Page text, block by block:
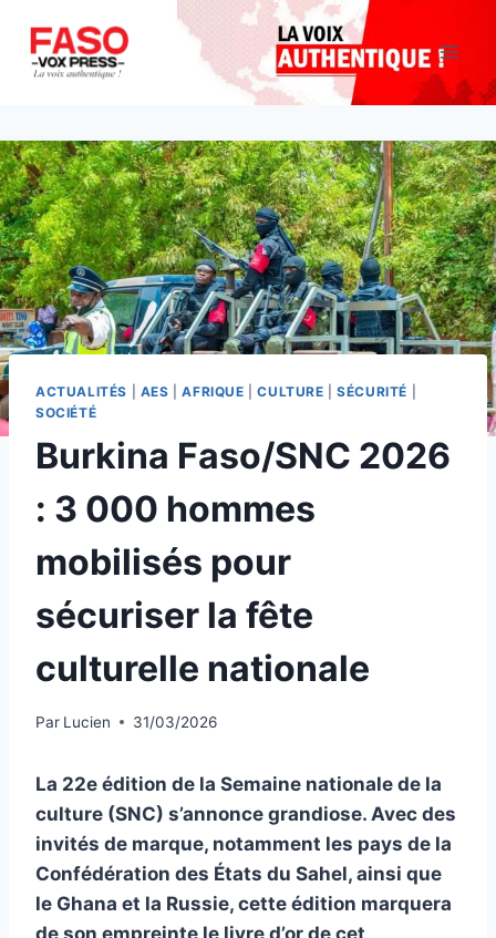
contenu
ACTUALITÉS AES |AFRIQUE |CULTURE |SÉCURITÉ
SOCIÉTÉ
Burkina Faso/SNC 2026
: 3 000 hommes
mobilisés pour
sécuriser la fête
culturelle nationale
Par Lucien 31/03/2026
La 22e édition de la Semaine nationale de la
culture (SNC) s’annonce grandiose. Avec des
invités de marque, notamment les pays de la
Confédération des États du Sahel, ainsi que
le Ghana et la Russie, cette édition marquera
de son empreinte le livre d’or de cet